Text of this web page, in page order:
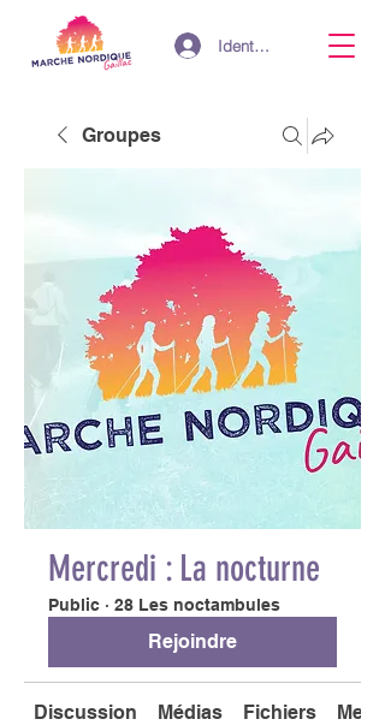
Identifiant
Groupes
Mercredi : La nocturne
Public · 28 Les noctambules
Rejoindre
Discussion Médias Fichiers